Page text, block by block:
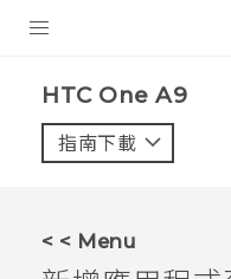
VIVE
HTC One A9‎
指南下載
< < Menu